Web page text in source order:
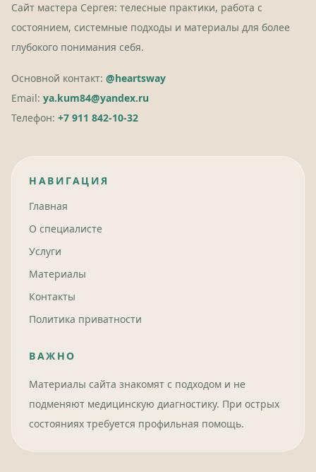
Сайт мастера Сергея: телесные практики, работа с
состоянием, системные подходы и материалы для более
глубокого понимания себя.
Основной контакт: @heartsway
Email: ya.kum84@yandex.ru
Телефон: +7 911 842-10-32
НАВИГАЦИЯ
Главная
О специалисте
Услуги
Материалы
Контакты
Политика приватности
ВАЖНО
Материалы сайта знакомят с подходом и не
подменяют медицинскую диагностику. При острых
состояниях требуется профильная помощь.